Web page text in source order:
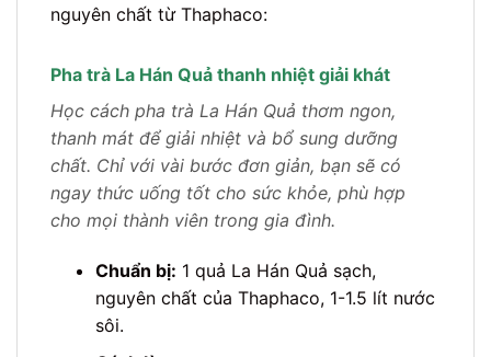
nguyên chất từ Thaphaco:
Pha trà La Hán Quả thanh nhiệt giải khát
Học cách pha trà La Hán Quả thơm ngon,
thanh mát để giải nhiệt và bổ sung dưỡng
chất. Chỉ với vài bước đơn giản, bạn sẽ có
ngay thức uống tốt cho sức khỏe, phù hợp
cho mọi thành viên trong gia đình.
Chuẩn bị: 1 quả La Hán Quả sạch,
nguyên chất của Thaphaco, 1-1.5 lít nước
sôi.